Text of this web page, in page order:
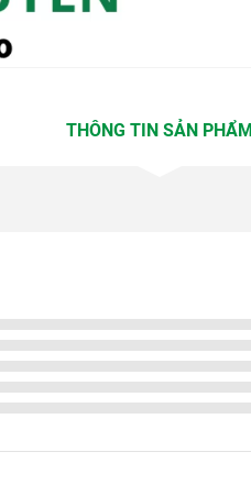
THÔNG TIN SẢN PHẨM